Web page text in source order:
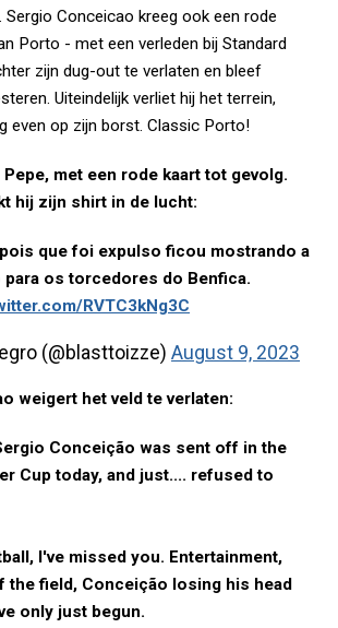
Sergio Conceicao kreeg ook een rode
Porto - met een verleden bij Standard
zijn dug-out te verlaten en bleef
Uiteindelijk verliet hij het terrein,
even op zijn borst. Classic Porto!
Pepe, met een rode kaart tot gevolg.
hij zijn shirt in de lucht:
que foi expulso ficou mostrando a
para os torcedores do Benfica.
RVTC3kNg3C
(@blasttoizze) August 9, 2023
weigert het veld te verlaten:
Conceição was sent off in the
Cup today, and just.... refused to
I've missed you. Entertainment,
the field, Conceição losing his head
only just begun.